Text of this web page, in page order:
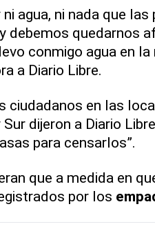
agua, ni nada que las
debemos quedarnos
conmigo agua en la
a Diario Libre.
ciudadanos en las
dijeron a Diario
para censarlos”.
que a medida en
por los